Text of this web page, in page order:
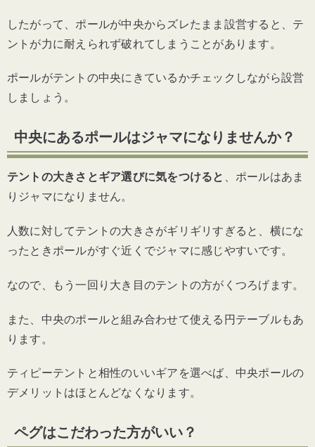
したがって、ポールが中央からズレたまま設営すると、テ
ントが力に耐えられず破れてしまうことがあります。
ポールがテントの中央にきているかチェックしながら設営
しましょう。
中央にあるポールはジャマになりませんか？
テントの大きさとギア選びに気をつけると 、ポールはあま
りジャマになりません。
人数に対してテントの大きさがギリギリすぎると、横にな
ったときポールがすぐ近くでジャマに感じやすいです。
なので、もう一回り大き目のテントの方がくつろげます。
また、中央のポールと組み合わせて使える円テーブルもあ
ります。
ティピーテントと相性のいいギアを選べば、中央ポールの
デメリットはほとんどなくなります。
ペグはこだわった方がいい？